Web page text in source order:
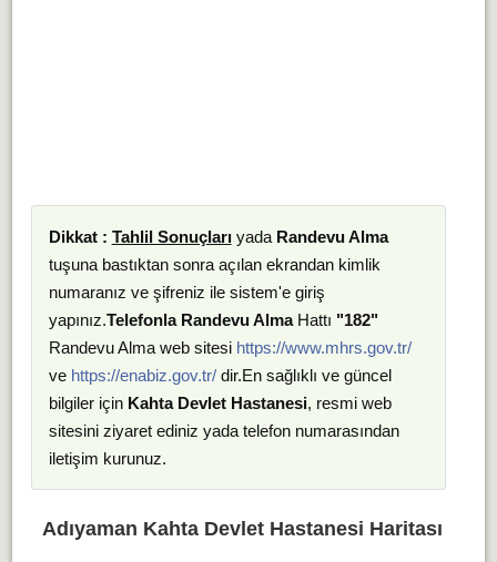
Dikkat : Tahlil Sonuçlarıyada Randevu Alma
tuşuna bastıktan sonra açılan ekrandan kimlik
numaranız ve şifreniz ile sistem'e giriş
yapınız.Telefonla Randevu AlmaHattı "182"
Randevu Alma web sitesi https://www.mhrs.gov.tr/
ve https://enabiz.gov.tr/dir.En sağlıklı ve güncel
bilgiler için Kahta Devlet Hastanesi, resmi web
sitesini ziyaret ediniz yada telefon numarasından
iletişim kurunuz.
Adıyaman Kahta Devlet Hastanesi Haritası